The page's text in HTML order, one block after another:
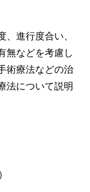
、進行度合い、
無などを考慮し
術療法などの治
法について説明